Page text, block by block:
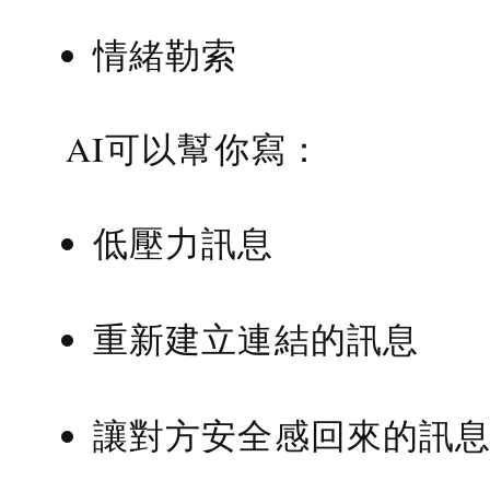
情緒勒索
AI可以幫你寫：
低壓力訊息
重新建立連結的訊息
讓對方安全感回來的訊